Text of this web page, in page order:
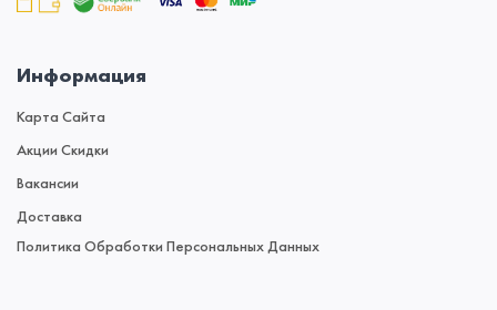
Информация
Карта Сайта
Акции Скидки
Вакансии
Доставка
Политика Обработки Персональных Данных